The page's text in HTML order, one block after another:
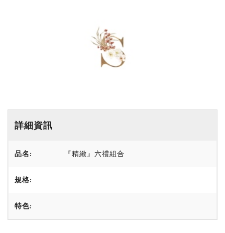
詳細資訊
品名: 『精緻』六禮組合
規格:
特色: